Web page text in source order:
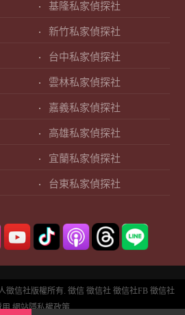
基隆私家偵探社
新竹私家偵探社
台中私家偵探社
雲林私家偵探社
嘉義私家偵探社
高雄私家偵探社
宜蘭私家偵探社
台東私家偵探社
徵信社版權所有. 徵信 徵信社 徵信社FB 徵信社
用 網站隱私權政策